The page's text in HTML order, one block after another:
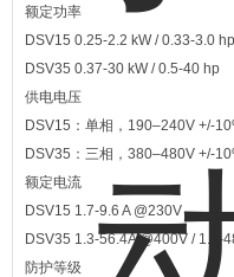
额定功率
DSV15 0.25-2.2 kW / 0.33-3.0 hp
DSV35 0.37-30 kW / 0.5-40 hp
供电电压
DSV15：单相，190–240V +/-
DSV35：三相，380–480V +/-
额定电流
DSV15 1.7-9.6 A @230V
DSV35 1.3-56.4A @400V / 1.1-
防护等级